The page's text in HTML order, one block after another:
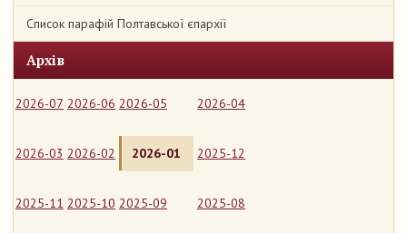
Список парафій Полтавської єпархії
Архів
2026-07 2026-06 2026-05 2026-04
2026-03 2026-02 2026-01 2025-12
2025-11 2025-10 2025-09 2025-08